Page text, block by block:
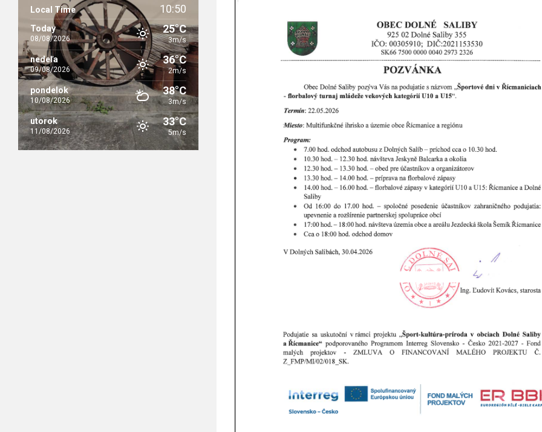
Local Time 10:50
Today
08/08/2026
25°C
3m/s
nedeľa
09/08/2026
36°C
2m/s
pondelok
10/08/2026
38°C
3m/s
utorok
11/08/2026
33°C
5m/s